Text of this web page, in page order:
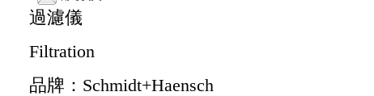
過濾儀
Filtration
品牌：Schmidt+Haensch